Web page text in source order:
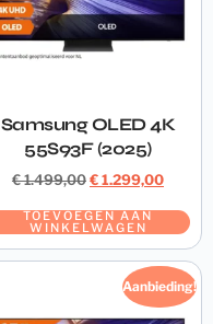
Samsung OLED 4K
55S93F (2025)
€1.499,00€1.299,00
TOEVOEGEN AAN
WINKELWAGEN
Aanbieding!